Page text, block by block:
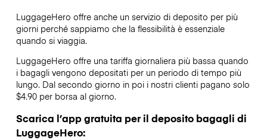
LuggageHero offre anche un servizio di deposito per più
giorni perché sappiamo che la flessibilità è essenziale
quando si viaggia.
LuggageHero offre una tariffa giornaliera più bassa quando
i bagagli vengono depositati per un periodo di tempo più
lungo. Dal secondo giorno in poi i nostri clienti pagano solo
$4.90 per borsa al giorno.
Scarica l’app gratuita per il deposito bagagli di
LuggageHero: